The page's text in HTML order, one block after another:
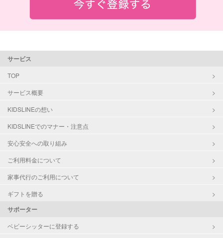
サービス
TOP
サービス概要
KIDSLINEの想い
KIDSLINEでのマナー・注意点
安心安全への取り組み
ご利用料金について
家事代行のご利用について
ギフトを贈る
サポーター
ベビーシッターに登録する